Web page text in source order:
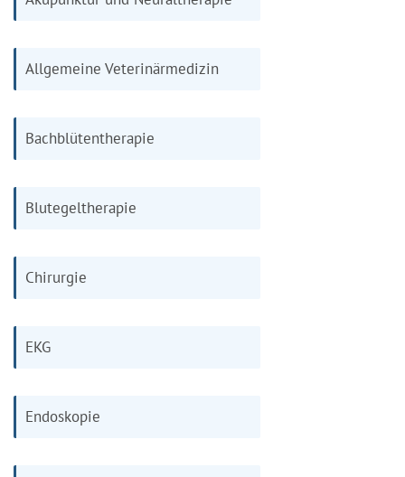
Allgemeine Veterinärmedizin
Bachblütentherapie
Blutegeltherapie
Chirurgie
EKG
Endoskopie